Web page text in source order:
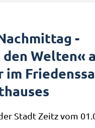
-
Welten«
im
Stadt Zeitz vom